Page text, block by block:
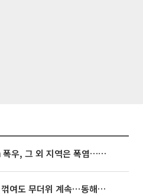
동해안은 시간당 80㎜ 폭우, 그 외 지역은 폭염…‘극과 극 날씨’
[내일 날씨] 폭염 한풀 꺾여도 무더위 계속⋯동해안 이틀 연속 비